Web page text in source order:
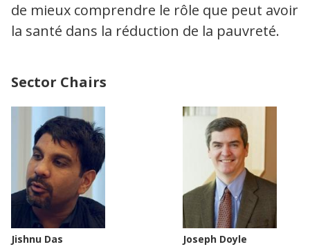
de mieux comprendre le rôle que peut avoir
la santé dans la réduction de la pauvreté.
Sector Chairs
Jishnu Das Joseph Doyle